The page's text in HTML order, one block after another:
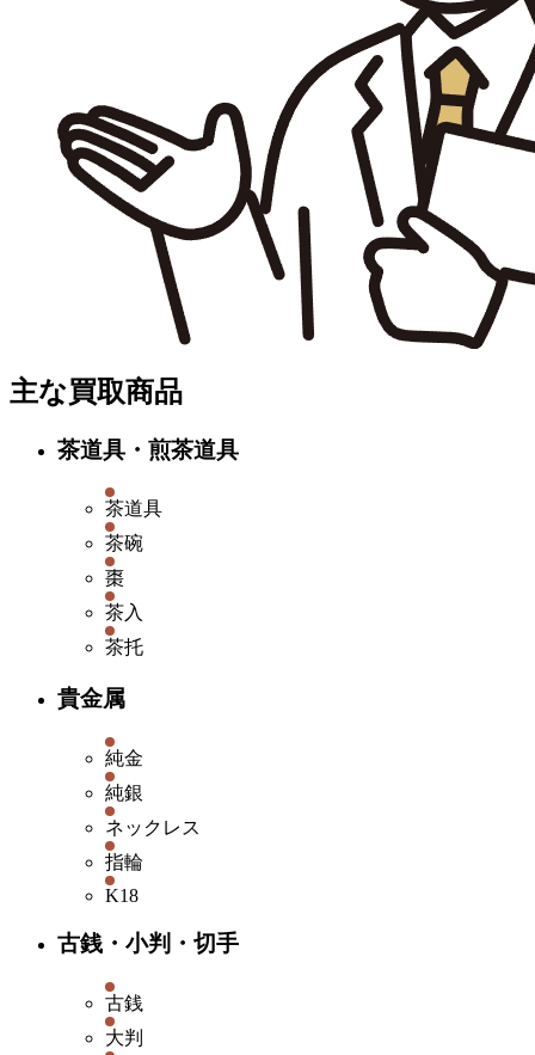
主な買取商品
茶道具・煎茶道具
茶道具
茶碗
棗
茶入
茶托
貴金属
純金
純銀
ネックレス
指輪
K18
古銭・小判・切手
古銭
大判